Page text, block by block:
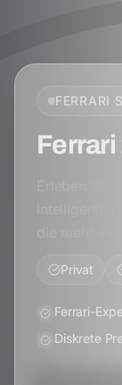
FERRARI
Erleben
Privat
Ferrari-
Diskrete